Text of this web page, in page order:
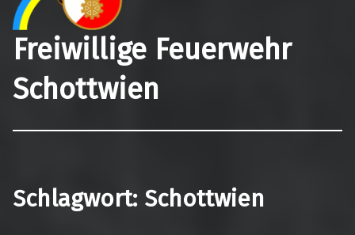
Freiwillige Feuerwehr
Schottwien
Schlagwort: Schottwien